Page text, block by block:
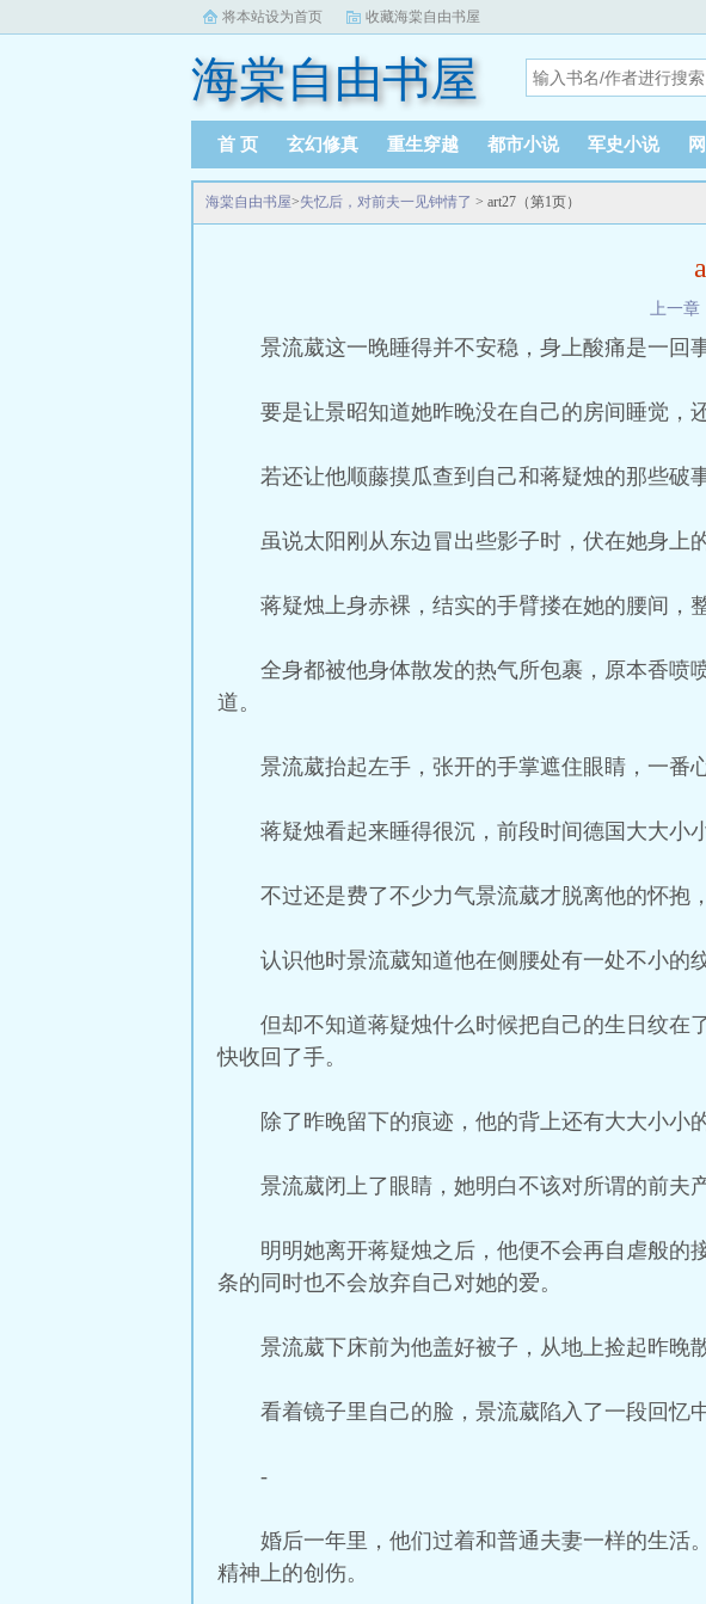
将本站设为首页 收藏海棠自由书屋
海棠自由书屋
首 页 玄幻修真 重生穿越 都市小说 军史小说
海棠自由书屋>失忆后，对前夫一见钟情了 > art27（第1页）
上一章
景流葳这一晚睡得并不安稳，身上酸痛是一回
要是让景昭知道她昨晚没在自己的房间睡觉，
若还让他顺藤摸瓜查到自己和蒋疑烛的那些破
虽说太阳刚从东边冒出些影子时，伏在她身上
蒋疑烛上身赤裸，结实的手臂搂在她的腰间，
全身都被他身体散发的热气所包裹，原本香喷
道。
景流葳抬起左手，张开的手掌遮住眼睛，一番
蒋疑烛看起来睡得很沉，前段时间德国大大小
不过还是费了不少力气景流葳才脱离他的怀抱
认识他时景流葳知道他在侧腰处有一处不小的
但却不知道蒋疑烛什么时候把自己的生日纹在
快收回了手。
除了昨晚留下的痕迹，他的背上还有大大小小
景流葳闭上了眼睛，她明白不该对所谓的前夫
明明她离开蒋疑烛之后，他便不会再自虐般的
条的同时也不会放弃自己对她的爱。
景流葳下床前为他盖好被子，从地上捡起昨晚
看着镜子里自己的脸，景流葳陷入了一段回忆中
-
婚后一年里，他们过着和普通夫妻一样的生活
精神上的创伤。